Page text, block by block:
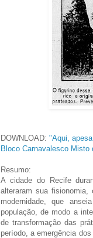
DOWNLOAD: "Aqui,
Bloco Carnavalesco Misto
Resumo:
A cidade do Recife
alteraram sua
modernidade, que
população, de modo a
de transformação das
período, a emergência